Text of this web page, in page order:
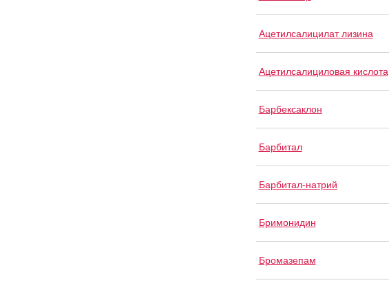
Ацетилсалицилат лизина
Ацетилсалициловая кислота
Барбексаклон
Барбитал
Барбитал-натрий
Бримонидин
Бромазепам